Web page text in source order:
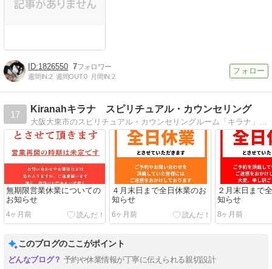
1826550 7
週間IN:2 週間OUT:0 月間IN:2
17
Kiranahキラナ スピリチュアル・カウンセリング
無期限営業休業についての
お知らせ
4ヶ月前
４月末日まで全日休業のお
知らせ
6ヶ月前
２月末日まで
知らせ
8ヶ月前
このブログのここがポイント
予約や休業情報が丁寧に伝えられる親切設計